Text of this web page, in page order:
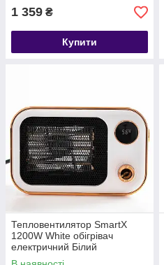
1 359 ₴
Купити
Тепловентилятор SmartX
1200W White обігрівач
електричний Білий
HPAQL039W